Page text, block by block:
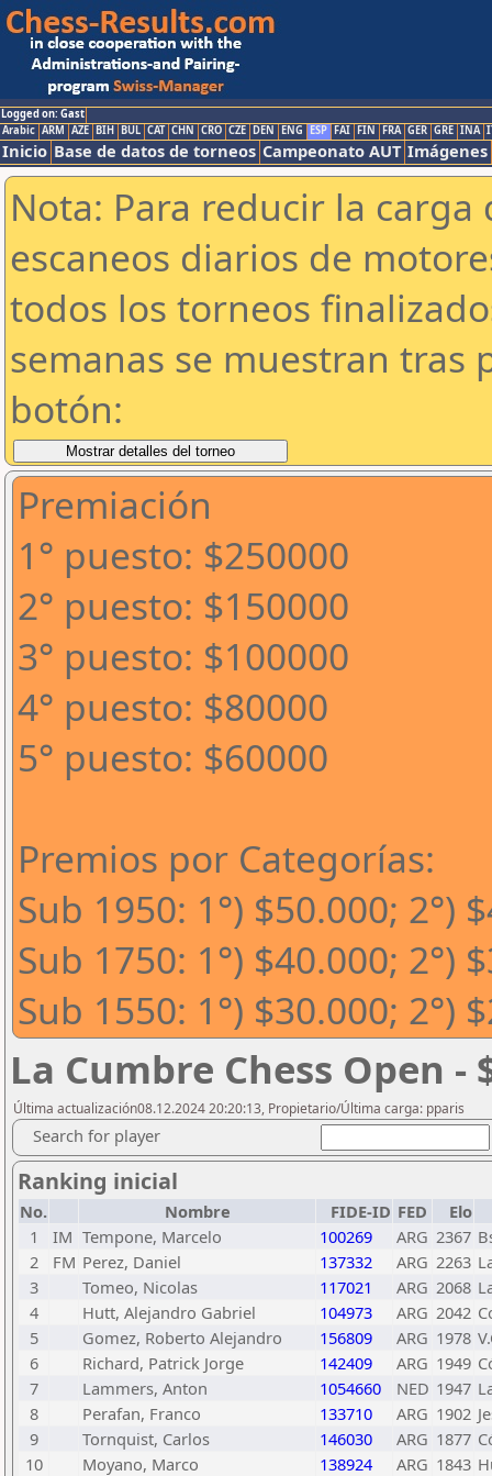
Logged on: Gast
Arabic ARM AZE BIH BUL CAT CHN CRO CZE DEN ENG ESP FAI FIN FRA GER GRE INA
Inicio Base de datos de torneos Campeonato AUT Imágenes
Nota: Para reducir la
escaneos diarios de
todos los torneos
semanas se muestran tras
botón:
Premiación
1° puesto: $250000
2° puesto: $150000
3° puesto: $100000
4° puesto: $80000
5° puesto: $60000
Premios por Categorías:
Sub 1950: 1°) $50.000; 2°)
Sub 1750: 1°) $40.000; 2°)
Sub 1550: 1°) $30.000; 2°)
La Cumbre Chess Open -
Última actualización08.12.2024 20:20:13, Propietario/Última carga: pparis
Search for player
Ranking inicial
No. Nombre FIDE-ID FED
Elo
1
IM Tempone, Marcelo 100269 ARG 2367
2
FM Perez, Daniel 137332 ARG 2263
3
Tomeo, Nicolas 117021 ARG 2068
4
Hutt, Alejandro Gabriel 104973 ARG 2042
5
Gomez, Roberto Alejandro 156809 ARG 1978
6
Richard, Patrick Jorge 142409 ARG 1949
7
Lammers, Anton 1054660 NED 1947
8
Perafan, Franco 133710 ARG 1902
9
Tornquist, Carlos 146030 ARG 1877
10
Moyano, Marco 138924 ARG 1843